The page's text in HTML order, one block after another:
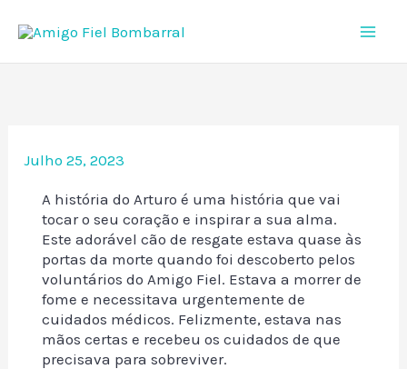
Julho 25, 2023
A história do Arturo é uma história que vai
tocar o seu coração e inspirar a sua alma.
Este adorável cão de resgate estava quase às
portas da morte quando foi descoberto pelos
voluntários do Amigo Fiel. Estava a morrer de
fome e necessitava urgentemente de
cuidados médicos. Felizmente, estava nas
mãos certas e recebeu os cuidados de que
precisava para sobreviver.